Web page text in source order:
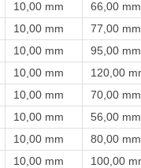
10,00 mm 66,00 mm
10,00 mm 77,00 mm
10,00 mm 95,00 mm
10,00 mm 120,00
10,00 mm 70,00 mm
10,00 mm 56,00 mm
10,00 mm 80,00 mm
10,00 mm 100,00